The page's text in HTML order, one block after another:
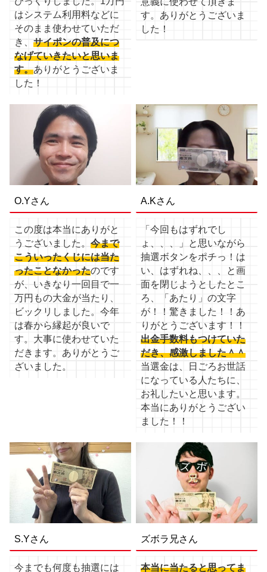
はシステム利用料などに
そのまま使わせていただ
き、 サイポンの普及につ
なげていきたいと思いま
す。ありがとうございま
した！
す。ありがとうございま
した！
O.Yさん
この度は本当にありがと
うございました。 今まで
こういったくじには当た
ったことなかったのです
が、いきなり一回目で一
万円もの大金が当たり、
ビックリしました。今年
は春から縁起が良いで
す。大事に使わせていた
だきます。ありがとうご
ざいました。
A.Kさん
「今回もはずれでし
ょ、、、」と思いながら
抽選ボタンをポチっ！は
い、はずれね、、、と画
面を閉じようとしたとこ
ろ、「あたり」の文字
が！！驚きました！！あ
りがとうございます！！
出金手数料もつけていた
だき、感激しました＾＾
当選金は、日ごろお世話
になっている人たちに、
お礼したいと思います。
本当にありがとうござい
ました！！
S.Yさん
今までも何度も抽選には
ズボラ兄さん
本当に当たると思ってま